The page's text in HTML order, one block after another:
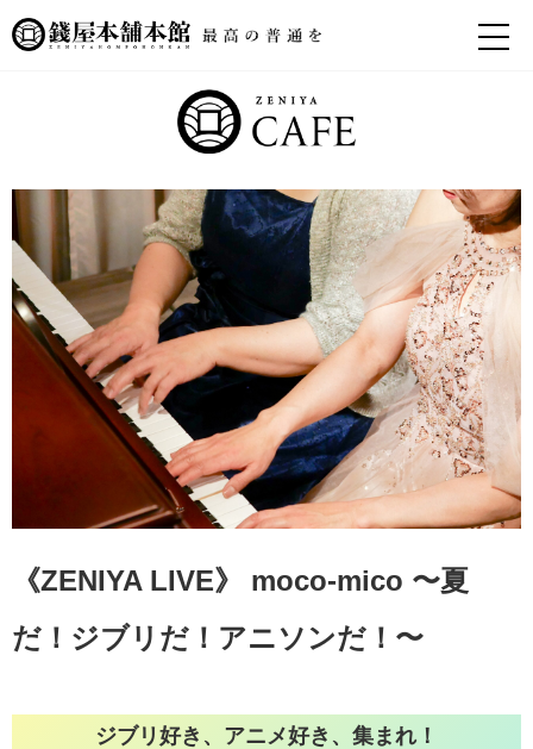
《ZENIYA LIVE》 moco-mico 〜夏
だ！ジブリだ！アニソンだ！〜
ジブリ好き、アニメ好き、集まれ！